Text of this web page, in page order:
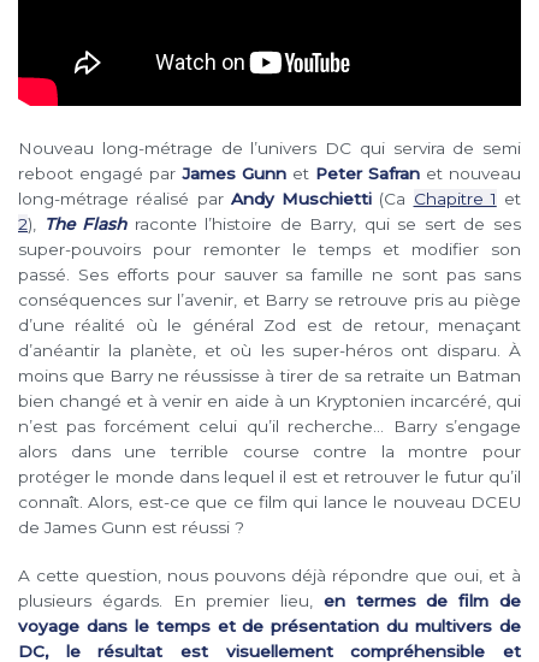
Nouveau long-métrage de l’univers DC qui servira de semi
reboot engagé par James Gunn et Peter Safran et nouveau
long-métrage réalisé par Andy Muschietti (Ca Chapitre 1 et
2), The Flash raconte l’histoire de Barry, qui se sert de ses
super-pouvoirs pour remonter le temps et modifier son
passé. Ses efforts pour sauver sa famille ne sont pas sans
conséquences sur l’avenir, et Barry se retrouve pris au piège
d’une réalité où le général Zod est de retour, menaçant
d’anéantir la planète, et où les super-héros ont disparu. À
moins que Barry ne réussisse à tirer de sa retraite un Batman
bien changé et à venir en aide à un Kryptonien incarcéré, qui
n’est pas forcément celui qu’il recherche… Barry s’engage
alors dans une terrible course contre la montre pour
protéger le monde dans lequel il est et retrouver le futur qu’il
connaît. Alors, est-ce que ce film qui lance le nouveau DCEU
de James Gunn est réussi ?
A cette question, nous pouvons déjà répondre que oui, et à
plusieurs égards. En premier lieu, en termes de film de
voyage dans le temps et de présentation du multivers de
DC, le résultat est visuellement compréhensible et